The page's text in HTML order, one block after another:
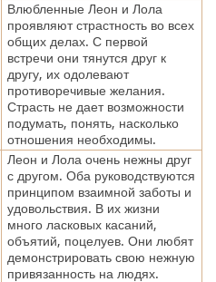
Влюбленные Леон и Лола
проявляют страстность во всех
общих делах. С первой
встречи они тянутся друг к
другу, их одолевают
противоречивые желания.
Страсть не дает возможности
подумать, понять, насколько
отношения необходимы.
Леон и Лола очень нежны друг
с другом. Оба руководствуются
принципом взаимной заботы и
удовольствия. В их жизни
много ласковых касаний,
объятий, поцелуев. Они любят
демонстрировать свою нежную
привязанность на людях.